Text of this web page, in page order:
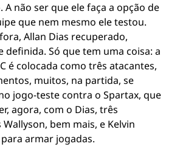
não ser que ele faça a opção de
que nem mesmo ele testou.
Allan Dias recuperado,
Só que tem uma coisa: a
é colocada como três atacantes,
muitos, na partida, se
jogo-teste contra o Spartax, que
agora, com o Dias, três
bem mais, e Kelvin
armar jogadas.